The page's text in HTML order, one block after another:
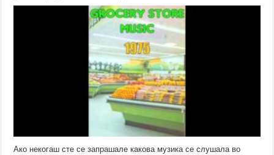
Ако некогаш сте се запрашале какова музика се слушала во